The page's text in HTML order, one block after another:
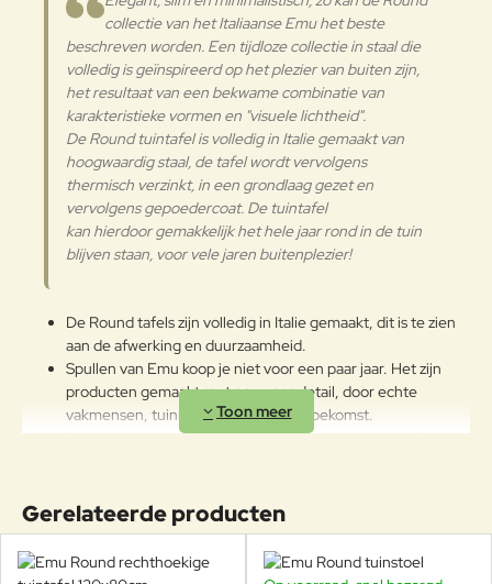
Gepoedercoat staal
regelmatig te reinigen. Verricht de
reiniging vaker op plaatsen die
door een grote vochtigheid of een
zeeklimaat worden gekenmerkt.
Het wordt aanbevolen om de
oppervlakken met een zachte doek
en met water of neutrale
reinigingsmiddelen te reinigen. De
langdurige en continue
blootstelling aan intense uv-
straling of aan erg lage
temperaturen kunnen de originele
worden aangetast. We raden aan
om de producten wanneer ze
lange tijd niet gebruikt worden of
in de winter te reinigen en op een
beschermde plek op te bergen.
Verder
collectie van het Italiaanse Emu het beste
beschreven worden. Een tijdloze collectie in staal die
volledig is geïnspireerd op het plezier van buiten zijn,
het resultaat van een bekwame combinatie van
karakteristieke vormen en "visuele lichtheid". ​
De Round tuintafel is volledig in Italie gemaakt van
hoogwaardig staal, de tafel wordt vervolgens
thermisch verzinkt, in een grondlaag gezet en
vervolgens gepoedercoat. De tuintafel
kan hierdoor gemakkelijk het hele jaar rond in de tuin
blijven staan, voor vele jaren buitenplezier!
De Round tafels zijn volledig in Italie gemaakt, dit is te zien
aan de afwerking en duurzaamheid.
Spullen van Emu koop je niet voor een paar jaar. Het zijn
producten gemaakt met oog voor detail, door echte
vakmensen, tuinmeubelen voor de toekomst.
Bijna alle tuinstoelen van Emu passen goed bij deze Round
Ontworpen door Christophe Pillet.
De Round tafel is uiterst comfortabel, weerbestendig
en onderhoudsvrij.
De Emu Round tuintafel heeft een draagkracht van ruim
Gerelateerde producten